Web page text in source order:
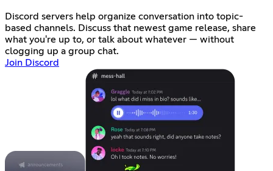
Discord servers help organize conversation into topic-
based channels. Discuss that newest game release, share
what you're up to, or talk about whatever — without
clogging up a group chat.
Join Discord